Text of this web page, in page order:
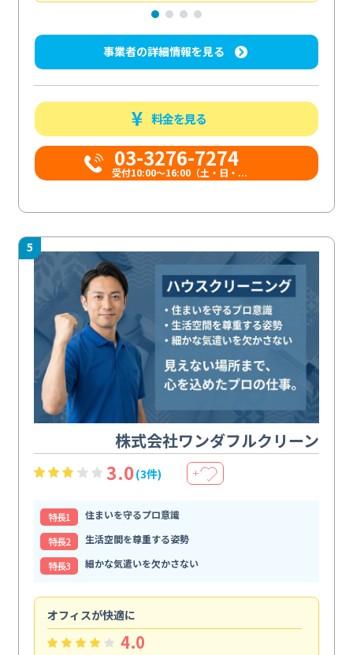
事業者の詳細情報を見る
料金を見る
03-3276-7274
受付10:00〜16:00（土・日・...
5
株式会社ワンダフルクリーン
3.0(3件) ＋
特⻑1
住まいを守るプロ意識
特⻑2
生活空間を尊重する姿勢
特⻑3
細かな気遣いを欠かさない
オフィスが快適に
4.0